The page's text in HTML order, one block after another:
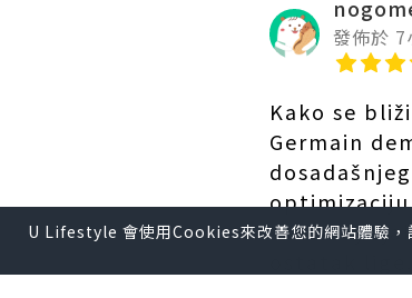
發佈於 7
Kako se
Germain
sezonu je
ostatak
U Lifestyle 會使用Cookies來改善您的網站體驗，